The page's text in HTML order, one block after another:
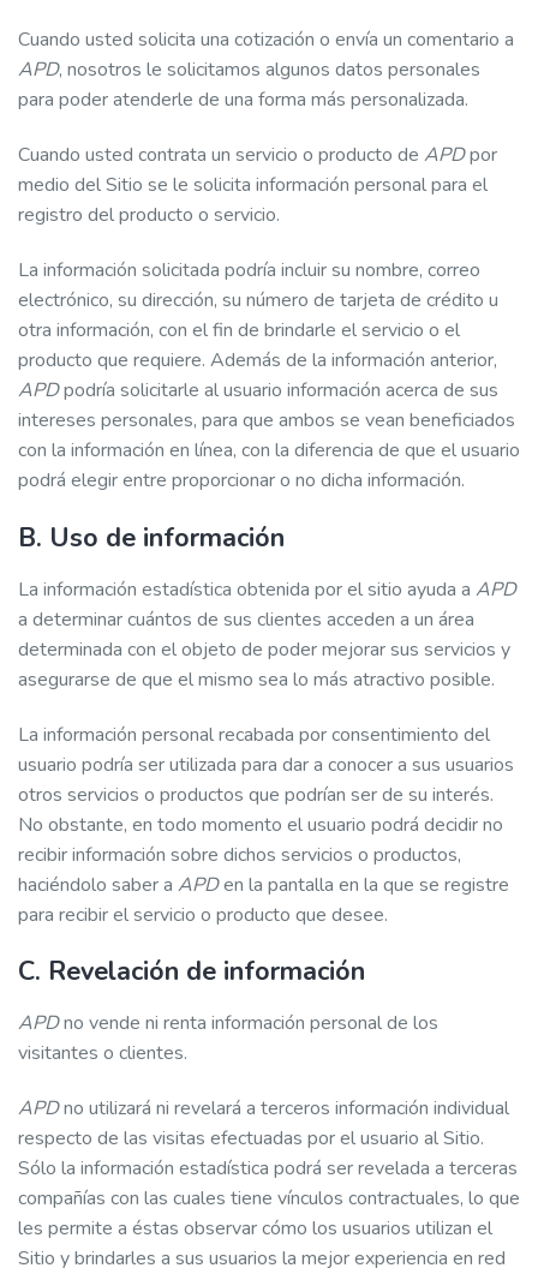
Cuando usted solicita una cotización o envía un comentario a
APD, nosotros le solicitamos algunos datos personales
para poder atenderle de una forma más personalizada.
Cuando usted contrata un servicio o producto de APDpor
medio del Sitio se le solicita información personal para el
registro del producto o servicio.
La información solicitada podría incluir su nombre, correo
electrónico, su dirección, su número de tarjeta de crédito u
otra información, con el fin de brindarle el servicio o el
producto que requiere. Además de la información anterior,
APDpodría solicitarle al usuario información acerca de sus
intereses personales, para que ambos se vean beneficiados
con la información en línea, con la diferencia de que el usuario
podrá elegir entre proporcionar o no dicha información.
B. Uso de información
La información estadística obtenida por el sitio ayuda a APD
a determinar cuántos de sus clientes acceden a un área
determinada con el objeto de poder mejorar sus servicios y
asegurarse de que el mismo sea lo más atractivo posible.
La información personal recabada por consentimiento del
usuario podría ser utilizada para dar a conocer a sus usuarios
otros servicios o productos que podrían ser de su interés.
No obstante, en todo momento el usuario podrá decidir no
recibir información sobre dichos servicios o productos,
haciéndolo saber a APDen la pantalla en la que se registre
para recibir el servicio o producto que desee.
C. Revelación de información
APDno vende ni renta información personal de los
visitantes o clientes.
APDno utilizará ni revelará a terceros información individual
respecto de las visitas efectuadas por el usuario al Sitio.
Sólo la información estadística podrá ser revelada a terceras
compañías con las cuales tiene vínculos contractuales, lo que
les permite a éstas observar cómo los usuarios utilizan el
Sitio y brindarles a sus usuarios la mejor experiencia en red